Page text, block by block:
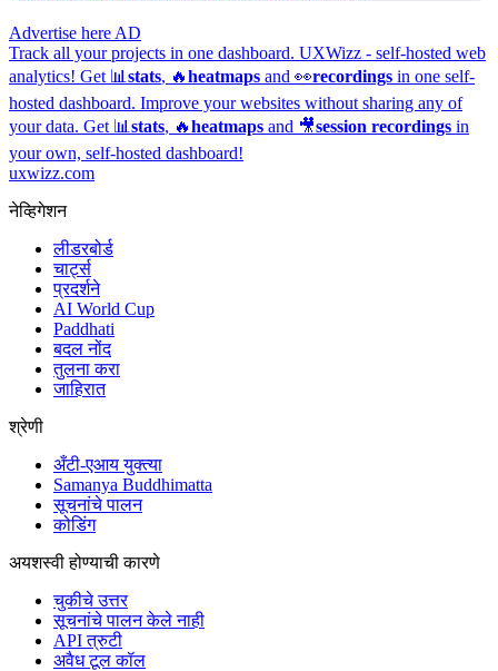
Advertise here AD
Track all your projects in one dashboard. UXWizz - self-hosted web
analytics! Get 📊 stats, 🔥heatmaps and 👀recordings in one self-
hosted dashboard. Improve your websites without sharing any of
your data. Get 📊 stats, 🔥heatmaps and 🎥session recordings in
your own, self-hosted dashboard!
uxwizz.com
नेव्हिगेशन
लीडरबोर्ड
चार्ट्स
प्रदर्शने
AI World Cup
Paddhati
बदल नोंद
तुलना करा
जाहिरात
श्रेणी
अँटी-एआय युक्त्या
Samanya Buddhimatta
सूचनांचे पालन
कोडिंग
अयशस्वी होण्याची कारणे
चुकीचे उत्तर
सूचनांचे पालन केले नाही
API त्रुटी
अवैध टूल कॉल